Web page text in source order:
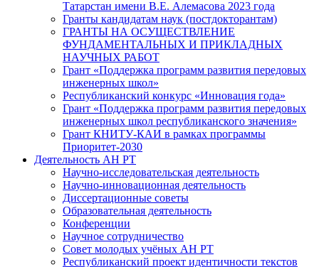
Татарстан имени В.Е. Алемасова 2023 года
Гранты кандидатам наук (постдокторантам)
ГРАНТЫ НА ОСУЩЕСТВЛЕНИЕ
ФУНДАМЕНТАЛЬНЫХ И ПРИКЛАДНЫХ
НАУЧНЫХ РАБОТ
Грант «Поддержка программ развития передовых
инженерных школ»
Республиканский конкурс «Инновация года»
Грант «Поддержка программ развития передовых
инженерных школ республиканского значения»
Грант КНИТУ-КАИ в рамках программы
Приоритет-2030
Деятельность АН РТ
Научно-исследовательская деятельность
Научно-инновационная деятельность
Диссертационные советы
Образовательная деятельность
Конференции
Научное сотрудничество
Совет молодых учёных АН РТ
Республиканский проект идентичности текстов